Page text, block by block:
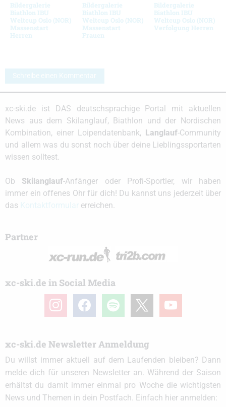
Bildergalerie
Biathlon IBU
Weltcup Oslo (NOR)
Massenstart
Herren
Bildergalerie
Biathlon IBU
Weltcup Oslo (NOR)
Massenstart
Frauen
Bildergalerie
Biathlon IBU
Weltcup Oslo (NOR)
Verfolgung Herren
Schreibe einen Kommentar
xc-ski.de ist DAS deutschsprachige Portal mit aktuellen
News aus dem Skilanglauf, Biathlon und der Nordischen
Kombination, einer Loipendatenbank,
Langlauf-Community
und allem was du sonst noch über deine Lieblingssportarten
wissen solltest.
Ob Skilanglauf-Anfänger oder Profi-Sportler, wir haben
immer ein offenes Ohr für dich! Du kannst uns jederzeit über
das
erreichen.
Partner
xc-ski.de in Social Media
instagramfacebook spotify youtube
xc-ski.de Newsletter Anmeldung
Du willst immer aktuell auf dem Laufenden bleiben? Dann
melde dich für unseren Newsletter an. Während der Saison
erhältst du damit immer einmal pro Woche die wichtigsten
News und Themen in dein Postfach. Einfach hier anmelden: